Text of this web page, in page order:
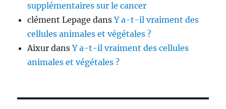
supplémentaires sur le cancer
clément Lepage dansY a-t-il vraiment des
cellules animales et végétales ?
Aixur dansY a-t-il vraiment des cellules
animales et végétales ?